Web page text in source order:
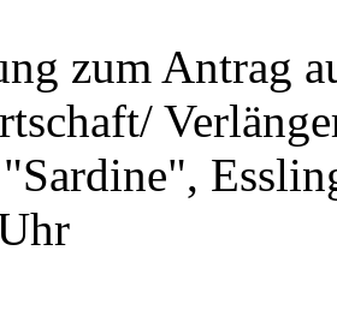
zum Antrag
"Sardine",